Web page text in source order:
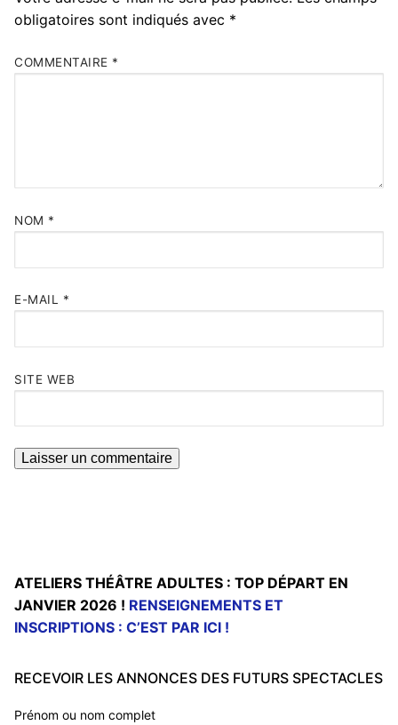
obligatoires sont indiqués avec *
COMMENTAIRE *
NOM *
E-MAIL *
SITE WEB
ATELIERS THÉÂTRE ADULTES : TOP DÉPART EN
JANVIER 2026 ! RENSEIGNEMENTS ET
INSCRIPTIONS : C’EST PAR ICI !
RECEVOIR LES ANNONCES DES FUTURS SPECTACLES
Prénom ou nom complet